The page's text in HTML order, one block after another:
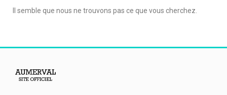
Il semble que nous ne trouvons pas ce que vous cherchez.